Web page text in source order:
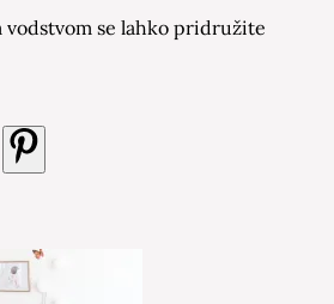
se lahko pridružite